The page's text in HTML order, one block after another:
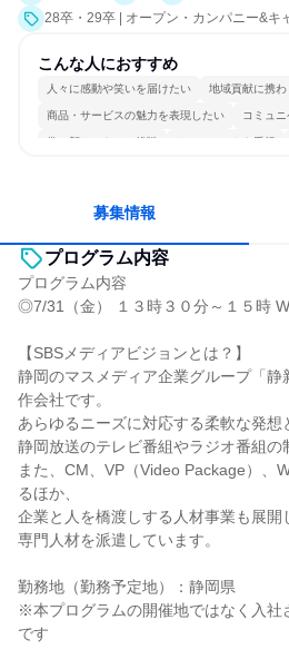
28卒・29卒 | オープン・カンパニー&キ
こんな人におすすめ
人々に感動や笑いを届けたい 地域貢献に携わ
商品・サービスの魅力を表現したい コミュ
常に新しいものに挑戦 チームワークを重視
募集情報
プログラム内容
プログラム内容
◎7/31（金） １３時３０分～１５時
【SBSメディアビジョンとは？】
静岡のマスメディア企業グループ「静
作会社です。
あらゆるニーズに対応する柔軟な発想
静岡放送のテレビ番組やラジオ番組の
また、CM、VP（Video Package）、
るほか、
企業と人を橋渡しする人材事業も展開
専門人材を派遣しています。
勤務地（勤務予定地）：静岡県
※本プログラムの開催地ではなく入社
です